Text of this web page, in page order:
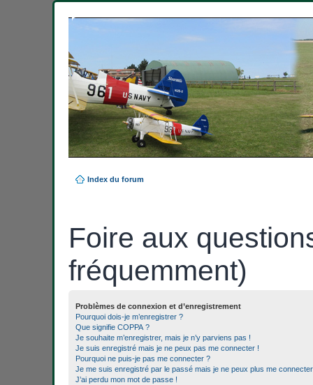
Index du forum
Foire aux
fréquemment)
Problèmes de connexion et d’enregistrement
Pourquoi dois-je m’enregistrer ?
Que signifie COPPA ?
Je souhaite m’enregistrer, mais je n’y parviens pas !
Je suis enregistré mais je ne peux pas me connecter !
Pourquoi ne puis-je pas me connecter ?
Je me suis enregistré par le passé mais je ne peux plus me
J’ai perdu mon mot de passe !